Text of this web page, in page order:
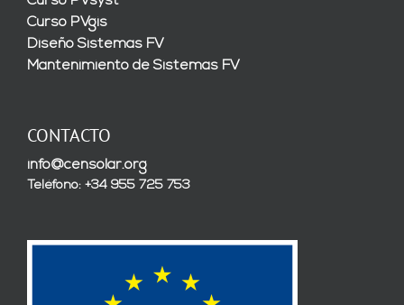
Curso PVgis
Diseño Sistemas FV
Mantenimiento de Sistemas FV
CONTACTO
info@censolar.org
Teléfono: +34 955 725 753